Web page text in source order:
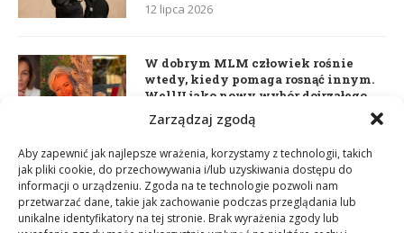
Zarządzaj zgodą
Aby zapewnić jak najlepsze wrażenia, korzystamy z technologii, takich
jak pliki cookie, do przechowywania i/lub uzyskiwania dostępu do
informacji o urządzeniu. Zgoda na te technologie pozwoli nam
przetwarzać dane, takie jak zachowanie podczas przeglądania lub
unikalne identyfikatory na tej stronie. Brak wyrażenia zgody lub
12 lipca 2026
W dobrym MLM człowiek rośnie
wtedy, kiedy pomaga rosnąć innym.
WellU jako nowy wybór dojrzałego
lidera
Daria Dudzik. Kocham Cię
17 kwietnia 2026